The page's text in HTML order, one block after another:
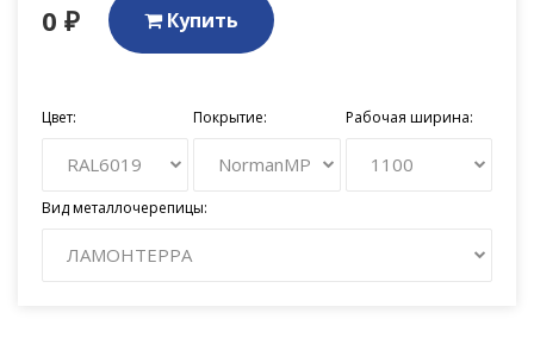
0 ₽ Купить
Цвет:
RAL6019
Покрытие:
NormanMP
Рабочая ширина:
1100
Вид металлочерепицы:
ЛАМОНТЕРРА